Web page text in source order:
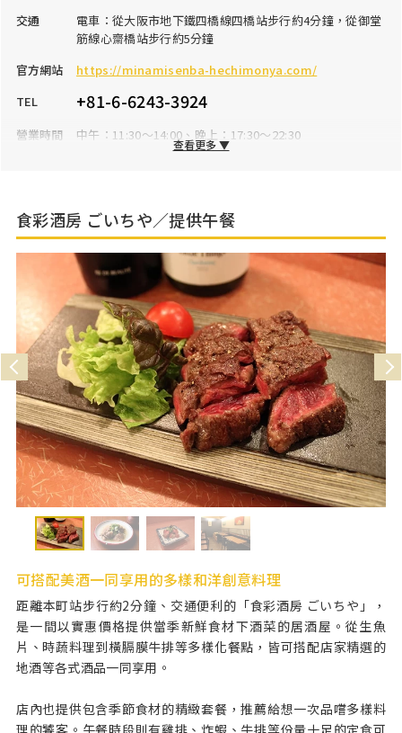
交通
電車：從大阪市地下鐵四橋線四橋站步行約4分鐘，從御堂
筋線心齋橋站步行約5分鐘
官方網站
https://minamisenba-hechimonya.com/
TEL
+81-6-6243-3924
營業時間
中午：11:30～14:00、晚上：17:30～22:30
查看更多 ▼
食彩酒房 ごいちや／提供午餐
可搭配美酒一同享用的多樣和洋創意料理
距離本町站步行約2分鐘、交通便利的「食彩酒房 ごいちや」，
是一間以實惠價格提供當季新鮮食材下酒菜的居酒屋。從生魚
片、時蔬料理到橫膈膜牛排等多樣化餐點，皆可搭配店家精選的
地酒等各式酒品一同享用。
店內也提供包含季節食材的精緻套餐，推薦給想一次品嚐多樣料
理的饕客。午餐時段則有雞排、炸蝦、牛排等份量十足的定食可